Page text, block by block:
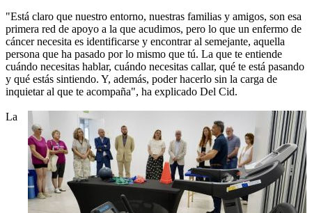
"Está claro que nuestro entorno, nuestras familias y amigos, son esa
primera red de apoyo a la que acudimos, pero lo que un enfermo de
cáncer necesita es identificarse y encontrar al semejante, aquella
persona que ha pasado por lo mismo que tú. La que te entiende
cuándo necesitas hablar, cuándo necesitas callar, qué te está pasando
y qué estás sintiendo. Y, además, poder hacerlo sin la carga de
inquietar al que te acompaña", ha explicado Del Cid.
La